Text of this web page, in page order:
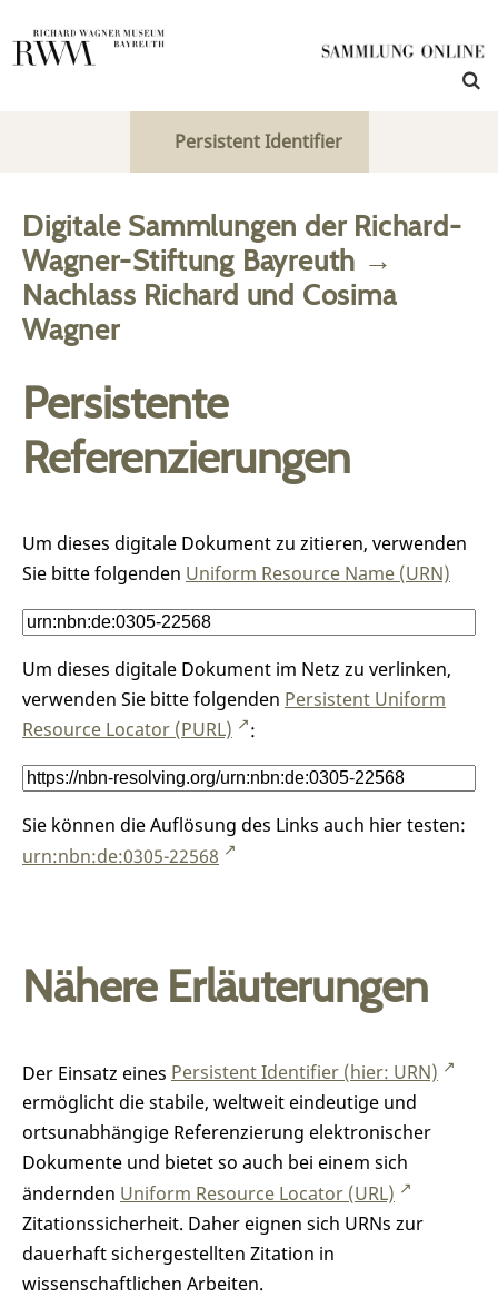
Persistent Identifier
Digitale Sammlungen der Richard-
Wagner-Stiftung Bayreuth →
Nachlass Richard und Cosima
Wagner
Persistente
Referenzierungen
Um dieses digitale Dokument zu zitieren, verwenden
Sie bitte folgenden Uniform Resource Name (URN)
Um dieses digitale Dokument im Netz zu verlinken,
verwenden Sie bitte folgenden Persistent Uniform
Resource Locator (PURL)
:
Sie können die Auflösung des Links auch hier testen:
urn:nbn:de:0305-22568
Nähere Erläuterungen
Der Einsatz eines Persistent Identifier (hier: URN)
ermöglicht die stabile, weltweit eindeutige und
ortsunabhängige Referenzierung elektronischer
Dokumente und bietet so auch bei einem sich
ändernden Uniform Resource Locator (URL)
Zitationssicherheit. Daher eignen sich URNs zur
dauerhaft sichergestellten Zitation in
wissenschaftlichen Arbeiten.